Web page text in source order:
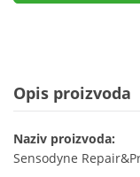
Opis proizvoda
Naziv proizvoda:
Sensodyne